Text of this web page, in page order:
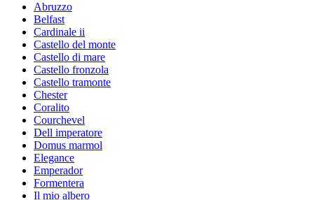
Abruzzo
Belfast
Cardinale ii
Castello del monte
Castello di mare
Castello fronzola
Castello tramonte
Chester
Coralito
Courchevel
Dell imperatore
Domus marmol
Elegance
Emperador
Formentera
Il mio albero